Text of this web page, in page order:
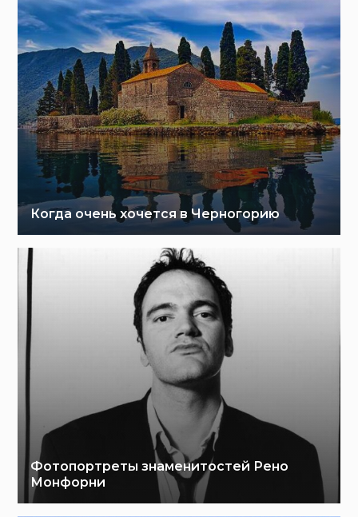
Когда очень хочется в Черногорию
Фотопортреты знаменитостей Рено
Монфорни